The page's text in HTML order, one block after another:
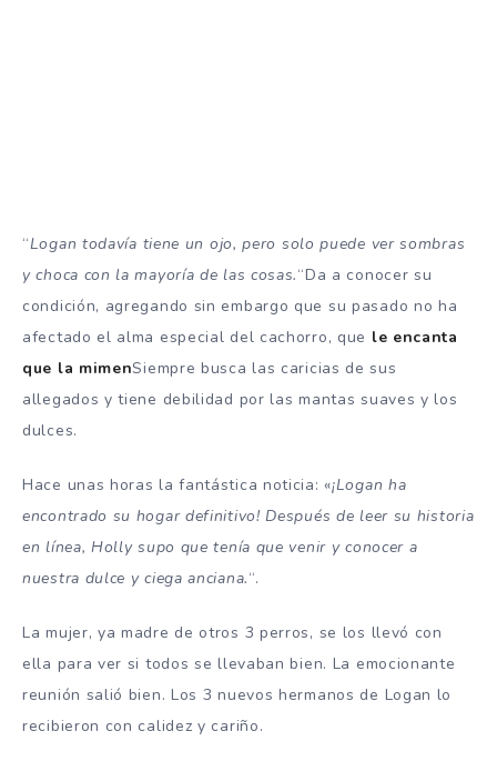
“Logan todavía tiene un ojo, pero solo puede ver sombras
y choca con la mayoría de las cosas.“Da a conocer su
condición, agregando sin embargo que su pasado no ha
afectado el alma especial del cachorro, que le encanta
que la mimenSiempre busca las caricias de sus
allegados y tiene debilidad por las mantas suaves y los
dulces.
Hace unas horas la fantástica noticia: «¡Logan ha
encontrado su hogar definitivo! Después de leer su historia
en línea, Holly supo que tenía que venir y conocer a
nuestra dulce y ciega anciana.“.
La mujer, ya madre de otros 3 perros, se los llevó con
ella para ver si todos se llevaban bien. La emocionante
reunión salió bien. Los 3 nuevos hermanos de Logan lo
recibieron con calidez y cariño.